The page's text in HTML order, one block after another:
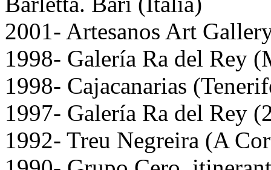
2001- Artesanos Art
1998- Galería Ra del Rey
1998- Cajacanarias
1997- Galería Ra del Rey
1992- Treu Negreira (A